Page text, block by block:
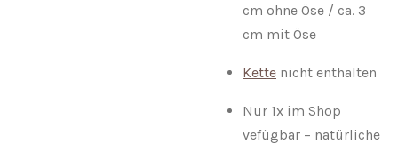
cm ohne Öse / ca. 3
cm mit Öse
Kette nicht enthalten
Nur 1x im Shop
vefügbar – natürliche